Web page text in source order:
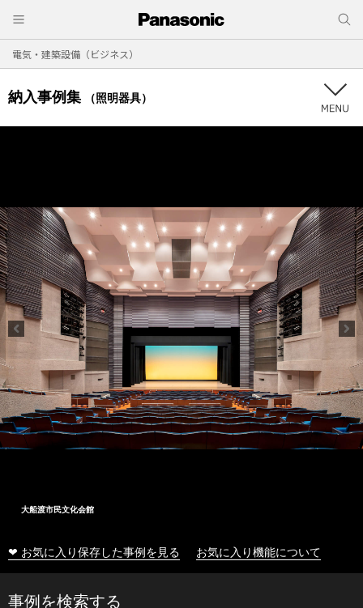
電気・建築設備（ビジネス）
納入事例集 （照明器具）
大船渡市民文化会館
❤ お気に入り保存した事例を見る お気に入り機能について
事例を検索する